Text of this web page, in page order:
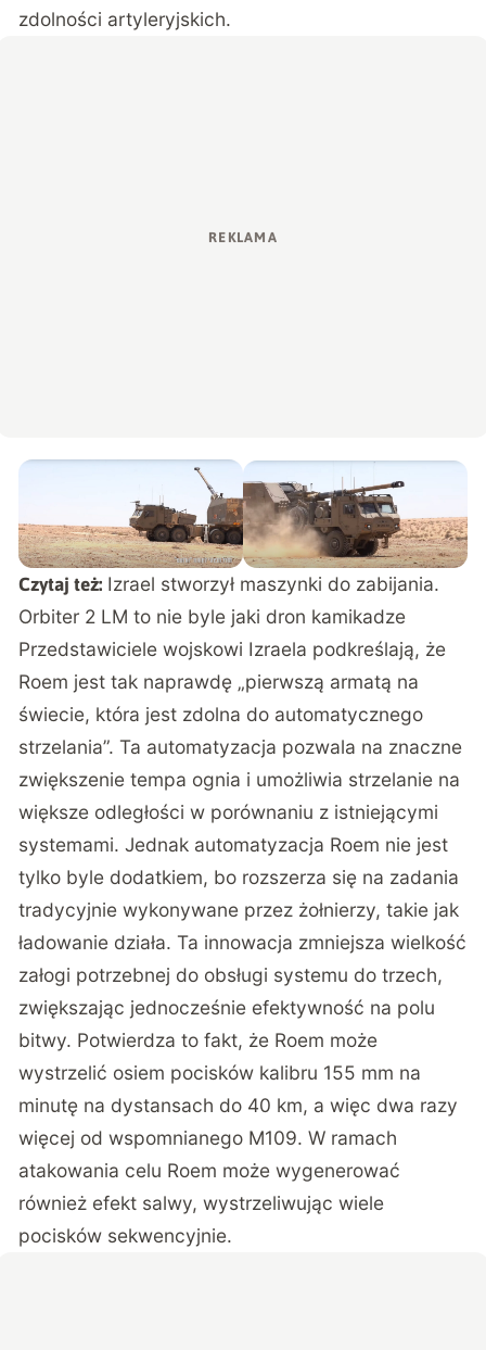
zdolności artyleryjskich.
Czytaj też: Izrael stworzył maszynki do zabijania.
Orbiter 2 LM to nie byle jaki dron kamikadze
Przedstawiciele wojskowi Izraela podkreślają, że
Roem jest tak naprawdę „pierwszą armatą na
świecie, która jest zdolna do automatycznego
strzelania”. Ta automatyzacja pozwala na znaczne
zwiększenie tempa ognia i umożliwia strzelanie na
większe odległości w porównaniu z istniejącymi
systemami. Jednak automatyzacja Roem nie jest
tylko byle dodatkiem, bo rozszerza się na zadania
tradycyjnie wykonywane przez żołnierzy, takie jak
ładowanie działa. Ta innowacja zmniejsza wielkość
załogi potrzebnej do obsługi systemu do trzech,
zwiększając jednocześnie efektywność na polu
bitwy. Potwierdza to fakt, że Roem może
wystrzelić osiem pocisków kalibru 155 mm na
minutę na dystansach do 40 km, a więc dwa razy
więcej od wspomnianego M109. W ramach
atakowania celu Roem może wygenerować
również efekt salwy, wystrzeliwując wiele
pocisków sekwencyjnie.